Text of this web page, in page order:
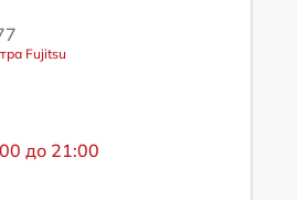
Fujitsu
до 21:00